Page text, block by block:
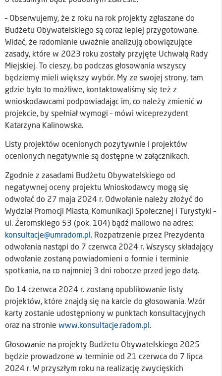
– Obserwujemy, że z roku na rok projekty zgłaszane do
Budżetu Obywatelskiego są coraz lepiej przygotowane.
Widać, że radomianie uważnie analizują obowiązujące
zasady, które w 2023 roku zostały przyjęte Uchwałą Rady
Miejskiej. To cieszy, bo podczas głosowania wszyscy
będziemy mieli większy wybór. My ze swojej strony, tam
gdzie było to możliwe, kontaktowaliśmy się też z
wnioskodawcami podpowiadając im, co należy zmienić w
projekcie, by spełniał wymogi – mówi wiceprezydent
Katarzyna Kalinowska.
Listy projektów ocenionych pozytywnie i projektów
ocenionych negatywnie są dostępne w załącznikach.
Zgodnie z zasadami Budżetu Obywatelskiego od
negatywnej oceny projektu Wnioskodawcy mogą się
odwołać do 27 maja 2024 r. Odwołanie należy złożyć do
Wydział Promocji Miasta, Komunikacji Społecznej i Turystyki –
ul. Żeromskiego 53 (pok. 104) bądź mailowo na adres:
konsultacje@umradom.pl . Rozpatrzenie przez Prezydenta
odwołania nastąpi do 7 czerwca 2024 r. Wszyscy składający
odwołanie zostaną powiadomieni o formie i terminie
spotkania, na co najmniej 3 dni robocze przed jego datą.
Do 14 czerwca 2024 r. zostaną opublikowanie listy
projektów, które znajdą się na karcie do głosowania. Wzór
karty zostanie udostępniony w punktach konsultacyjnych
oraz na stronie www.konsultacje.radom.pl.
Głosowanie na projekty Budżetu Obywatelskiego 2025
będzie prowadzone w terminie od 21 czerwca do 7 lipca
2024 r. W przyszłym roku na realizację zwycięskich